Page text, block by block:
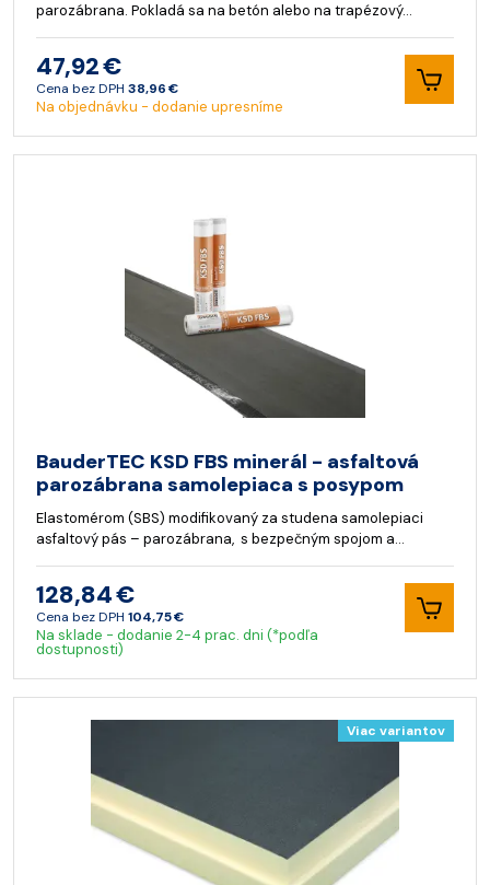
parozábrana. Pokladá sa na betón alebo na trapézový…
47,92 €
Cena bez DPH 38,96 €
Na objednávku - dodanie upresníme
BauderTEC KSD FBS minerál - asfaltová
parozábrana samolepiaca s posypom
Elastomérom (SBS) modifikovaný za studena samolepiaci
asfaltový pás – parozábrana, s bezpečným spojom a…
128,84 €
Cena bez DPH 104,75 €
Na sklade - dodanie 2-4 prac. dni (*podľa
dostupnosti)
Viac variantov